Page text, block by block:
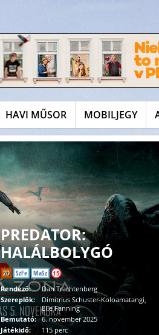
HAVI MŰSOR MOBILJEGY
PREDATOR:
HALÁLBOLYGÓ
2D SzFe MaSz 15
Rendezö:
Dan Trachtenberg
Szereplők:
Dimitrius Schuster-Koloamatangi,
Elle Fanning
Bemutató: 6. november 2025
Játékidő:
115 perc